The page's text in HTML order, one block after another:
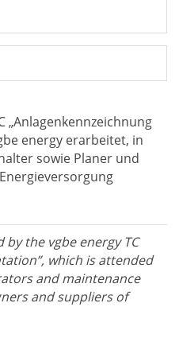
„Anlagenkennzeichnung
energy erarbeitet, in
sowie Planer und
the vgbe energy TC
which is attended
and maintenance
and suppliers of